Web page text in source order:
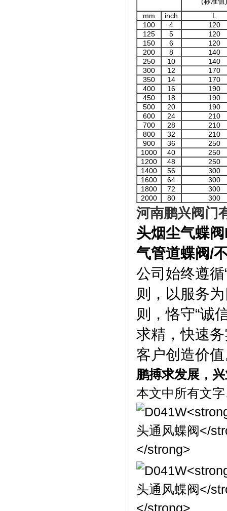
mm
inch
L
100
4
120
125
5
120
150
6
120
200
8
140
250
10
140
300
12
170
350
14
170
400
16
190
450
18
190
500
20
190
600
24
210
700
28
210
800
32
210
900
36
250
1000
40
250
1200
48
250
1400
56
300
1600
64
300
1800
72
300
2000
80 300
河南鹏兴阀门
头烟尘气蝶阀
气管道蝶阀/
公司始终遵
则，以服务
则，恪守“诚
求精，快速
客户创造价
鹏搏求发展，
本文中所有文